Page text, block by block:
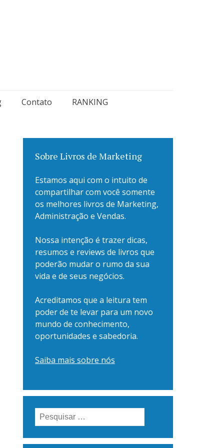
Contato RANKING
Sobre Livros de Marketing
Estamos aqui com o intuito de
compartilhar com você somente
os melhores livros de Marketing,
Administração e Vendas.
Nossa intenção é trazer dicas,
resumos e reviews de livros que
poderão mudar o rumo da sua
vida e de seus negócios.
Acreditamos que a leitura tem
poder de te levar para um novo
mundo de conhecimento,
oportunidades e sabedoria.
Saiba mais sobre nós
Pesquisar
por: